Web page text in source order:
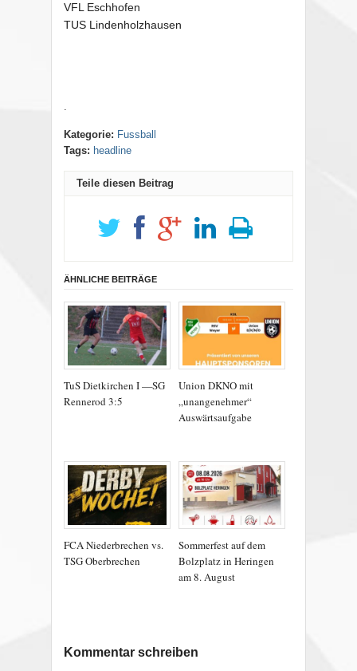
VFL Eschhofen
TUS Lindenholzhausen
.
Kategorie: Fussball
Tags: headline
Teile diesen Beitrag
ÄHNLICHE BEITRÄGE
TuS Dietkirchen I —SG
Rennerod 3:5
Union DKNO mit
„unangenehmer“
Auswärtsaufgabe
FCA Niederbrechen vs.
TSG Oberbrechen
Sommerfest auf dem
Bolzplatz in Heringen
am 8. August
Kommentar schreiben